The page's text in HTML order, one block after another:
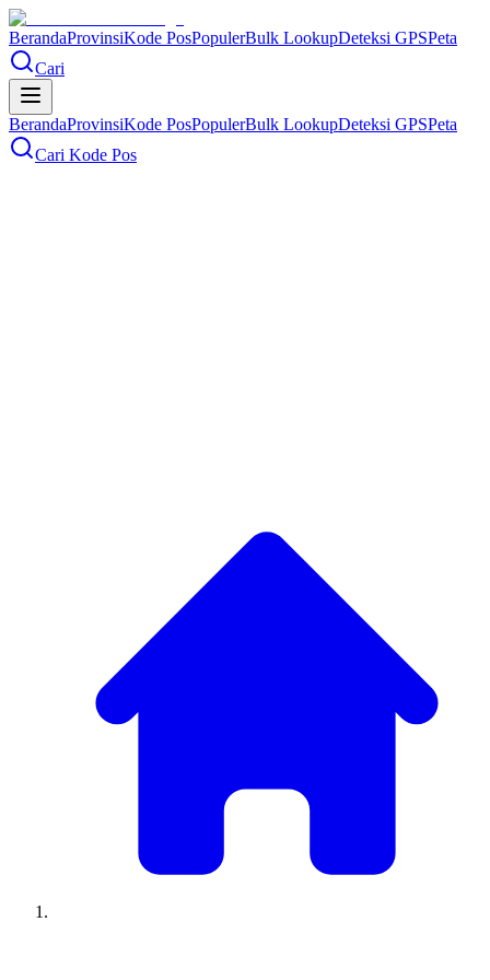
BerandaProvinsiKode PosPopulerBulk LookupDeteksi GPSPeta
Cari
BerandaProvinsiKode PosPopulerBulk LookupDeteksi GPSPeta
Cari Kode Pos